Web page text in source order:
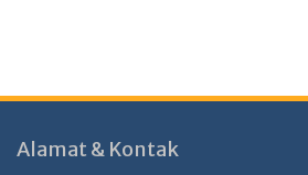
Alamat & Kontak